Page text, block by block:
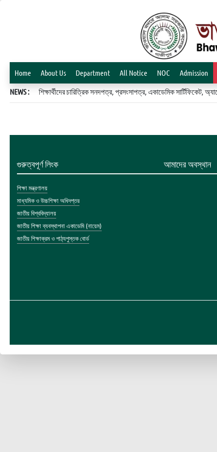
Home About Us Department All Notice NOC Admission
NEWS : শিক্ষার্থীদের চারিত্রিক সনদপত্র, প্রসংসাপত্র, একাডেমিক
গুরুত্বপূর্ণ লিংক
শিক্ষা মন্ত্রণালয়
মাধ্যমিক ও উচ্চশিক্ষা অধিদপ্তর
জাতীয় বিশ্ববিদ্যালয়
জাতীয় শিক্ষা ব্যবস্থাপনা একাডেমি (নায়েম)
জাতীয় শিক্ষাক্রম ও পাঠ্যপুস্তক বোর্ড
আমাদের অবস্থান